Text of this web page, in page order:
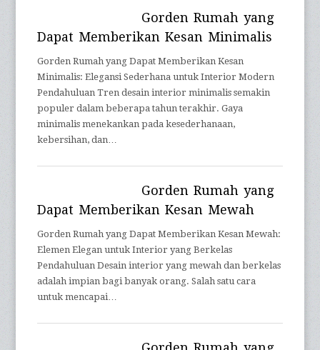
Gorden Rumah yang
Dapat Memberikan Kesan Minimalis
Gorden Rumah yang Dapat Memberikan Kesan
Minimalis: Elegansi Sederhana untuk Interior Modern
Pendahuluan Tren desain interior minimalis semakin
populer dalam beberapa tahun terakhir. Gaya
minimalis menekankan pada kesederhanaan,
kebersihan, dan…
Gorden Rumah yang
Dapat Memberikan Kesan Mewah
Gorden Rumah yang Dapat Memberikan Kesan Mewah:
Elemen Elegan untuk Interior yang Berkelas
Pendahuluan Desain interior yang mewah dan berkelas
adalah impian bagi banyak orang. Salah satu cara
untuk mencapai…